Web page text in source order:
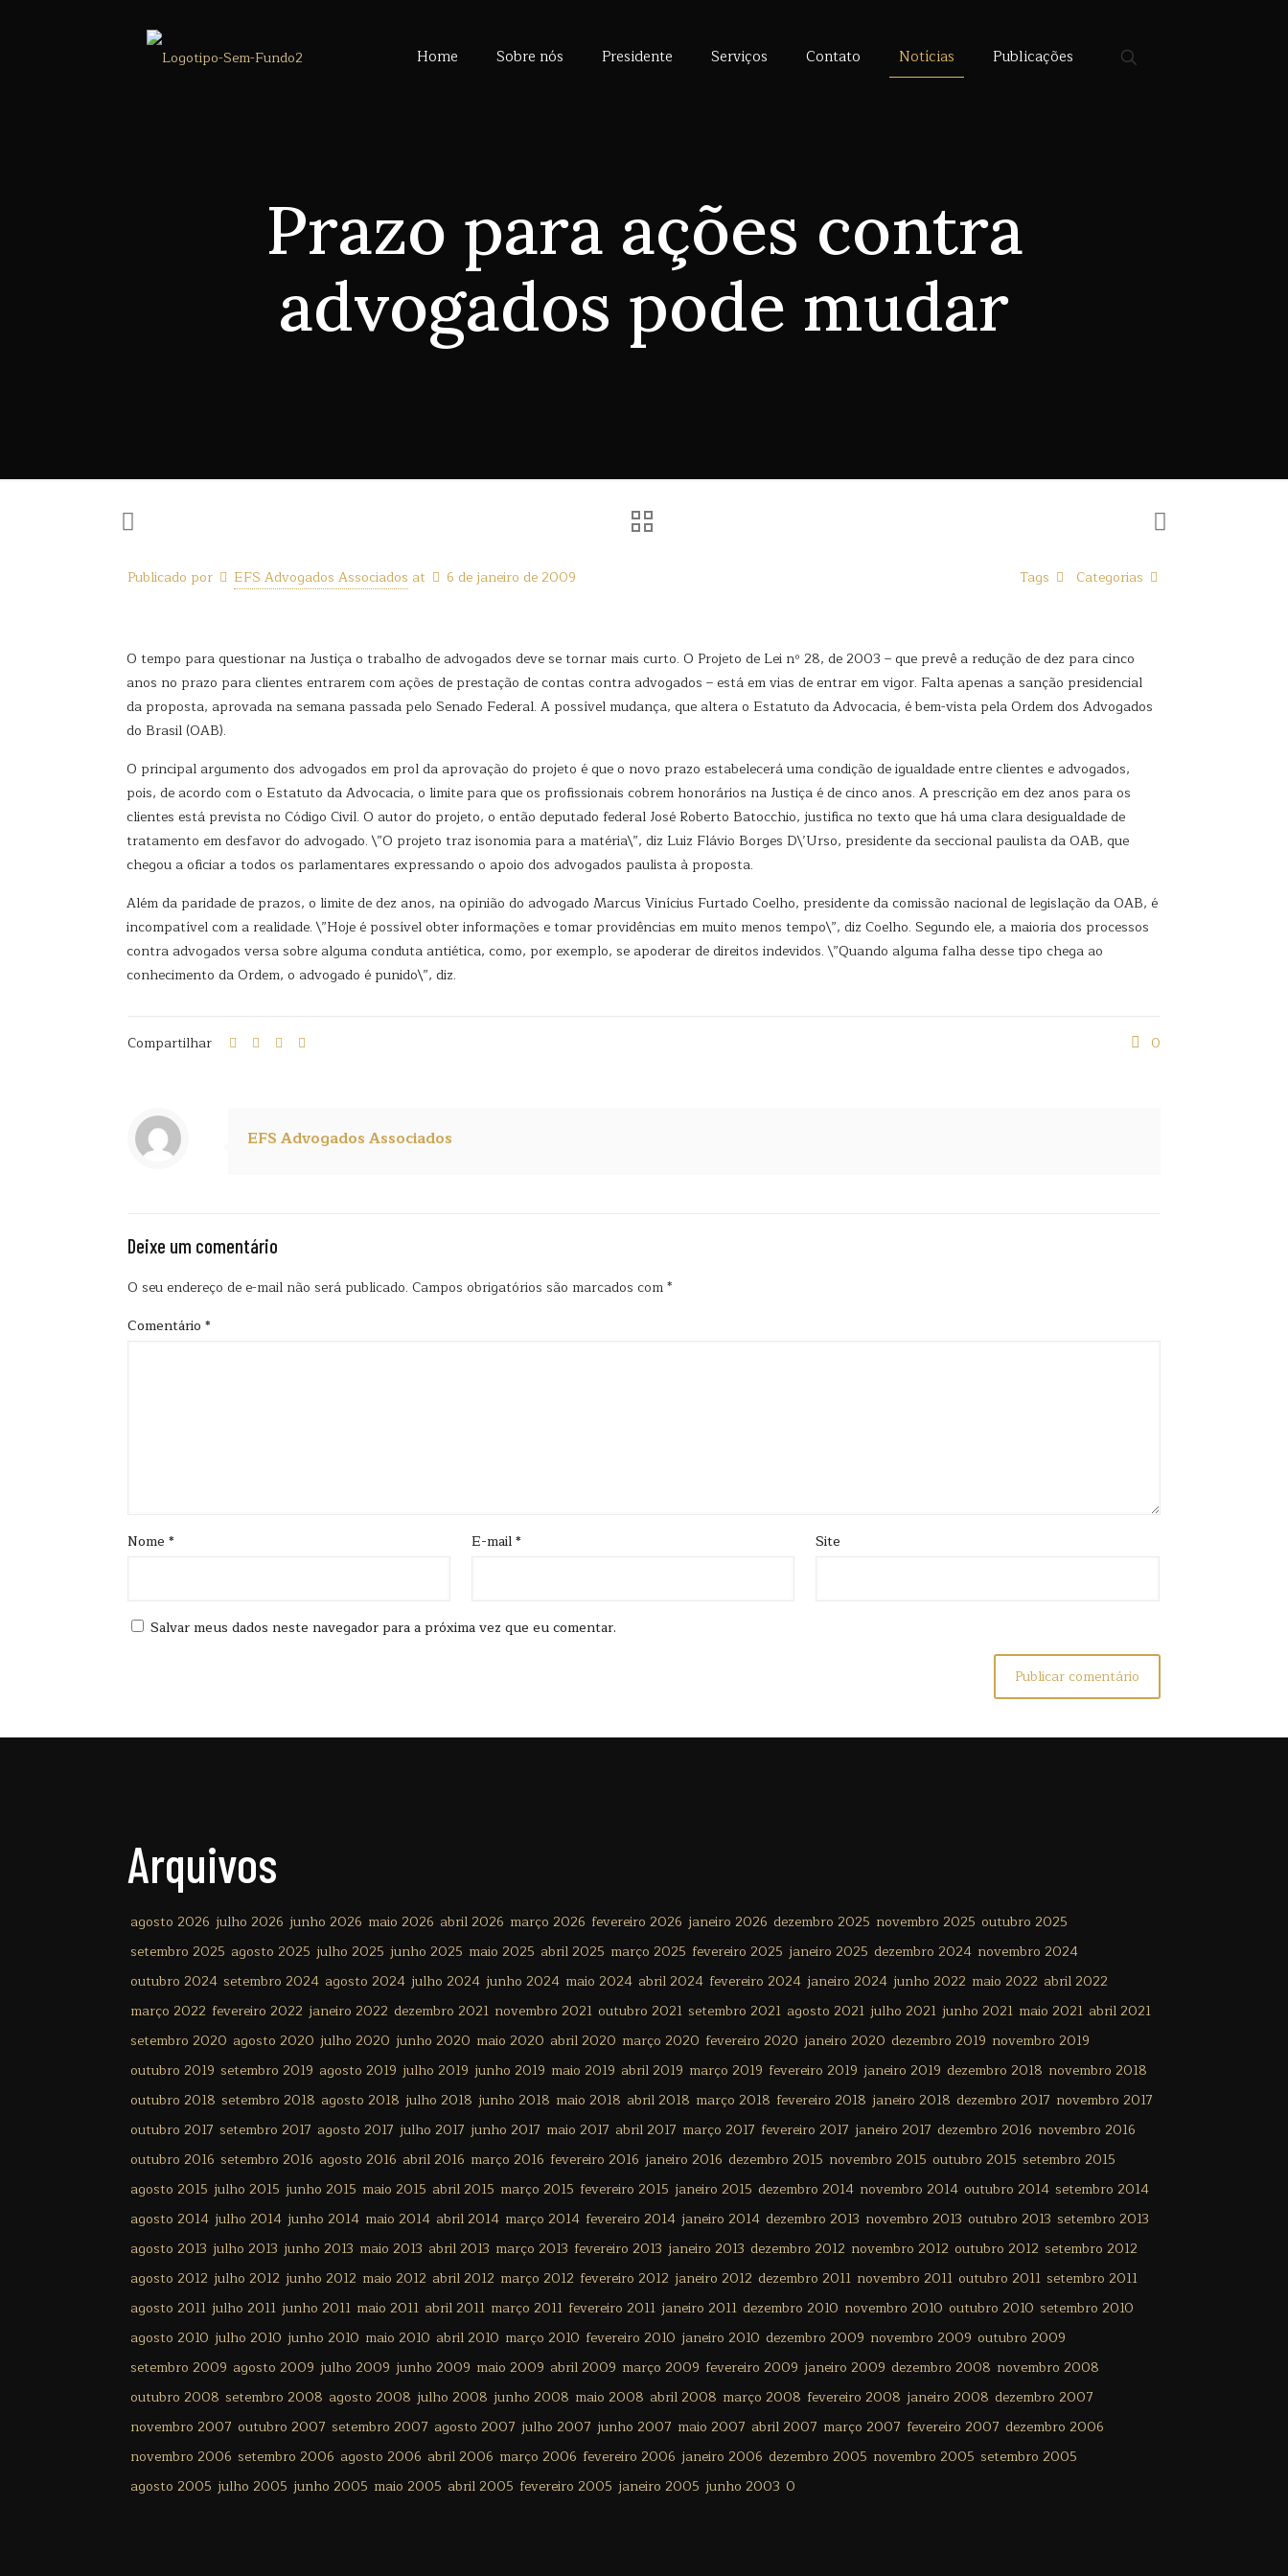
Home Sobre nós Presidente Serviços Contato Notícias Publicações
Prazo para ações contra
advogados pode mudar
Publicado por EFS Advogados Associados at 6 de janeiro de 2009 Categorias
Tags
O tempo para questionar na Justiça o trabalho de advogados deve se tornar mais curto. O Projeto de Lei nº 28, de 2003 – que prevê a redução de dez para cinco
anos no prazo para clientes entrarem com ações de prestação de contas contra advogados – está em vias de entrar em vigor. Falta apenas a sanção presidencial
da proposta, aprovada na semana passada pelo Senado Federal. A possível mudança, que altera o Estatuto da Advocacia, é bem-vista pela Ordem dos Advogados
do Brasil (OAB).
O principal argumento dos advogados em prol da aprovação do projeto é que o novo prazo estabelecerá uma condição de igualdade entre clientes e advogados,
pois, de acordo com o Estatuto da Advocacia, o limite para que os profissionais cobrem honorários na Justiça é de cinco anos. A prescrição em dez anos para os
clientes está prevista no Código Civil. O autor do projeto, o então deputado federal José Roberto Batocchio, justifica no texto que há uma clara desigualdade de
tratamento em desfavor do advogado. \”O projeto traz isonomia para a matéria\”, diz Luiz Flávio Borges D\’Urso, presidente da seccional paulista da OAB, que
chegou a oficiar a todos os parlamentares expressando o apoio dos advogados paulista à proposta.
Além da paridade de prazos, o limite de dez anos, na opinião do advogado Marcus Vinícius Furtado Coelho, presidente da comissão nacional de legislação da OAB, é
incompatível com a realidade. \”Hoje é possível obter informações e tomar providências em muito menos tempo\”, diz Coelho. Segundo ele, a maioria dos processos
contra advogados versa sobre alguma conduta antiética, como, por exemplo, se apoderar de direitos indevidos. \”Quando alguma falha desse tipo chega ao
conhecimento da Ordem, o advogado é punido\”, diz.
Compartilhar 0
EFS Advogados Associados
Deixe um comentário
O seu endereço de e-mail não será publicado. Campos obrigatórios são marcados com*
Comentário *
Nome * E-mail* Site
Salvar meus dados neste navegador para a próxima vez que eu comentar.
Arquivos
agosto 2026 julho 2026 junho 2026 maio 2026 abril 2026 março 2026 fevereiro 2026 janeiro 2026 dezembro 2025 novembro 2025 outubro 2025
setembro 2025 agosto 2025 julho 2025 junho 2025 maio 2025 abril 2025 março 2025 fevereiro 2025 janeiro 2025 dezembro 2024 novembro 2024
outubro 2024 setembro 2024 agosto 2024 julho 2024 junho 2024 maio 2024 abril 2024 fevereiro 2024 janeiro 2024 junho 2022 maio 2022 abril 2022
março 2022 fevereiro 2022 janeiro 2022 dezembro 2021 novembro 2021 outubro 2021 setembro 2021 agosto 2021 julho 2021 junho 2021 maio 2021 abril 2021
setembro 2020 agosto 2020 julho 2020 junho 2020 maio 2020 abril 2020 março 2020 fevereiro 2020 janeiro 2020 dezembro 2019 novembro 2019
outubro 2019 setembro 2019 agosto 2019 julho 2019 junho 2019 maio 2019 abril 2019 março 2019 fevereiro 2019 janeiro 2019 dezembro 2018 novembro 2018
outubro 2018 setembro 2018 agosto 2018 julho 2018 junho 2018 maio 2018 abril 2018 março 2018 fevereiro 2018 janeiro 2018 dezembro 2017 novembro 2017
outubro 2017 setembro 2017 agosto 2017 julho 2017 junho 2017 maio 2017 abril 2017 março 2017 fevereiro 2017 janeiro 2017 dezembro 2016 novembro 2016
outubro 2016 setembro 2016 agosto 2016 abril 2016 março 2016 fevereiro 2016 janeiro 2016 dezembro 2015 novembro 2015 outubro 2015 setembro 2015
agosto 2015 julho 2015 junho 2015 maio 2015 abril 2015 março 2015 fevereiro 2015 janeiro 2015 dezembro 2014 novembro 2014 outubro 2014 setembro 2014
agosto 2014 julho 2014 junho 2014 maio 2014 abril 2014 março 2014 fevereiro 2014 janeiro 2014 dezembro 2013 novembro 2013 outubro 2013 setembro 2013
agosto 2013 julho 2013 junho 2013 maio 2013 abril 2013 março 2013 fevereiro 2013 janeiro 2013 dezembro 2012 novembro 2012 outubro 2012 setembro 2012
agosto 2012 julho 2012 junho 2012 maio 2012 abril 2012 março 2012 fevereiro 2012 janeiro 2012 dezembro 2011 novembro 2011 outubro 2011 setembro 2011
agosto 2011 julho 2011 junho 2011 maio 2011 abril 2011 março 2011 fevereiro 2011 janeiro 2011 dezembro 2010 novembro 2010 outubro 2010 setembro 2010
agosto 2010 julho 2010 junho 2010 maio 2010 abril 2010 março 2010 fevereiro 2010 janeiro 2010 dezembro 2009 novembro 2009 outubro 2009
setembro 2009 agosto 2009 julho 2009 junho 2009 maio 2009 abril 2009 março 2009 fevereiro 2009 janeiro 2009 dezembro 2008 novembro 2008
outubro 2008 setembro 2008 agosto 2008 julho 2008 junho 2008 maio 2008 abril 2008 março 2008 fevereiro 2008 janeiro 2008 dezembro 2007
novembro 2007 outubro 2007 setembro 2007 agosto 2007 julho 2007 junho 2007 maio 2007 abril 2007 março 2007 fevereiro 2007 dezembro 2006
novembro 2006 setembro 2006 agosto 2006 abril 2006 março 2006 fevereiro 2006 janeiro 2006 dezembro 2005 novembro 2005 setembro 2005
agosto 2005 julho 2005 junho 2005 maio 2005 abril 2005 fevereiro 2005 janeiro 2005 junho 2003 0